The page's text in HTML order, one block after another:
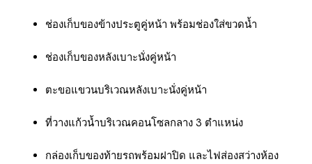
ช่องเก็บของข้างประตูคู่หน้า พร้อมช่องใส่ขวดน้ำ
ช่องเก็บของหลังเบาะนั่งคู่หน้า
ตะขอแขวนบริเวณหลังเบาะนั่งคู่หน้า
ที่วางแก้วน้ำบริเวณคอนโซลกลาง 3 ตำแหน่ง
กล่องเก็บของท้ายรถพร้อมฝาปิด และไฟส่องสว่างห้อง